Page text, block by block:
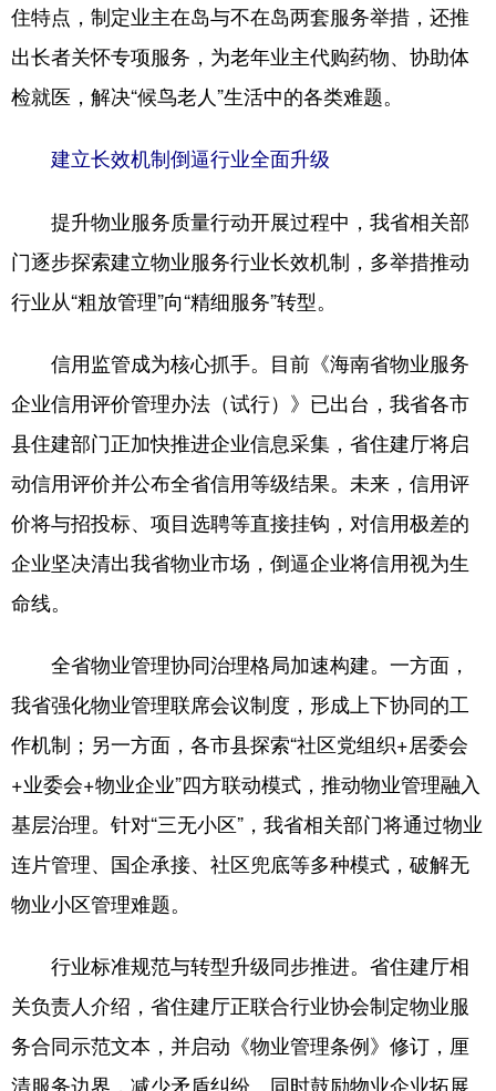
住特点，制定业主在岛与不在岛两套服务举措，还推
出长者关怀专项服务，为老年业主代购药物、协助体
检就医，解决“候鸟老人”生活中的各类难题。
建立长效机制倒逼行业全面升级
提升物业服务质量行动开展过程中，我省相关部
门逐步探索建立物业服务行业长效机制，多举措推动
行业从“粗放管理”向“精细服务”转型。
信用监管成为核心抓手。目前《海南省物业服务
企业信用评价管理办法（试行）》已出台，我省各市
县住建部门正加快推进企业信息采集，省住建厅将启
动信用评价并公布全省信用等级结果。未来，信用评
价将与招投标、项目选聘等直接挂钩，对信用极差的
企业坚决清出我省物业市场，倒逼企业将信用视为生
命线。
全省物业管理协同治理格局加速构建。一方面，
我省强化物业管理联席会议制度，形成上下协同的工
作机制；另一方面，各市县探索“社区党组织+居委会
+业委会+物业企业”四方联动模式，推动物业管理融入
基层治理。针对“三无小区”，我省相关部门将通过物业
连片管理、国企承接、社区兜底等多种模式，破解无
物业小区管理难题。
行业标准规范与转型升级同步推进。省住建厅相
关负责人介绍，省住建厅正联合行业协会制定物业服
务合同示范文本，并启动《物业管理条例》修订，厘
清服务边界，减少矛盾纠纷。同时鼓励物业企业拓展